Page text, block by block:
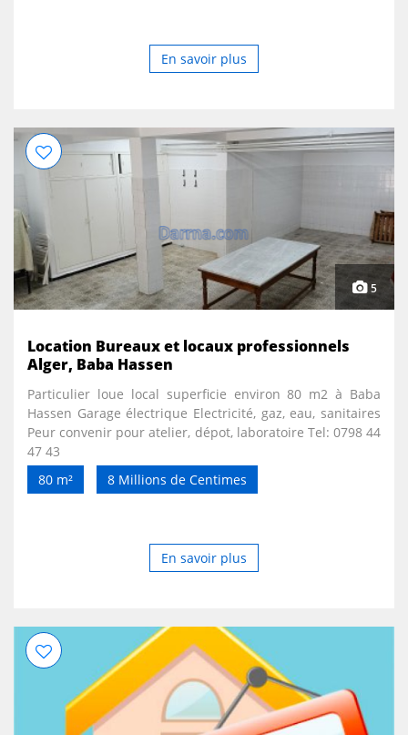
En savoir plus
5
Location Bureaux et locaux professionnels
Alger, Baba Hassen
Particulier loue local superficie environ 80 m2 à Baba
Hassen Garage électrique Electricité, gaz, eau, sanitaires
Peur convenir pour atelier, dépot, laboratoire Tel: 0798 44
47 43
80 m²
8 Millions de Centimes
En savoir plus